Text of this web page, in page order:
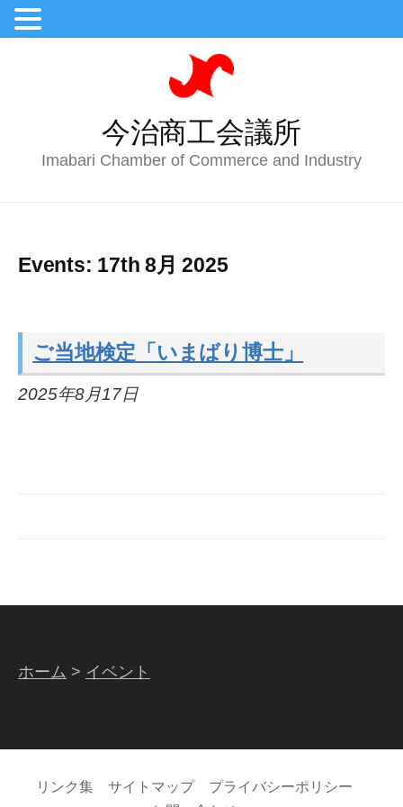
今治商工会議所
Imabari Chamber of Commerce and Industry
Events: 17th 8月 2025
ご当地検定「いまばり博士」
2025年8月17日
ホーム > イベント
リンク集 サイトマップ
プライバシーポリシー